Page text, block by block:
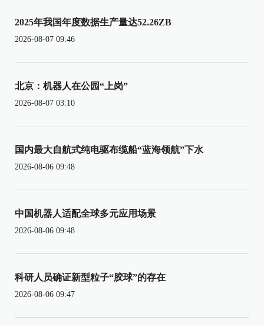
2025年我国年度数据生产量达52.26ZB
2026-08-07 09:46
北京：机器人在公园“上岗”
2026-08-07 03:10
国内最大自航式纯电驱布缆船“蓝海领航”下水
2026-08-06 09:48
中国机器人适配全球多元应用场景
2026-08-06 09:48
科研人员确证新型粒子“胶球”的存在
2026-08-06 09:47